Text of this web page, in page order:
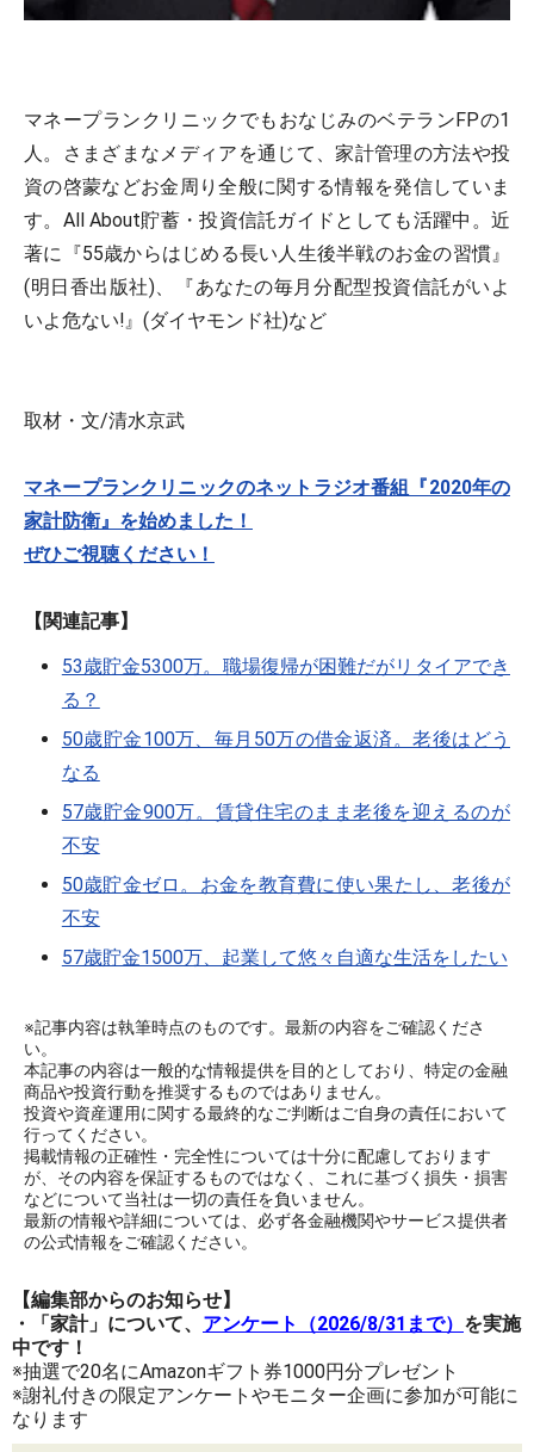
マネープランクリニックでもおなじみのベテランFPの1
人。さまざまなメディアを通じて、家計管理の方法や投
資の啓蒙などお金周り全般に関する情報を発信していま
す。All About貯蓄・投資信託ガイドとしても活躍中。近
著に『55歳からはじめる長い人生後半戦のお金の習慣』
(明日香出版社)、『あなたの毎月分配型投資信託がいよ
いよ危ない!』(ダイヤモンド社)など
取材・文/清水京武
マネープランクリニックのネットラジオ番組『2020年の
家計防衛』を始めました！
ぜひご視聴ください！
【関連記事】
53歳貯金5300万。職場復帰が困難だがリタイアでき
る？
50歳貯金100万、毎月50万の借金返済。老後はどう
なる
57歳貯金900万。賃貸住宅のまま老後を迎えるのが
不安
50歳貯金ゼロ。お金を教育費に使い果たし、老後が
不安
57歳貯金1500万、起業して悠々自適な生活をしたい
※記事内容は執筆時点のものです。最新の内容をご確認くださ
い。
本記事の内容は一般的な情報提供を目的としており、特定の金融
商品や投資行動を推奨するものではありません。
投資や資産運用に関する最終的なご判断はご自身の責任において
行ってください。
掲載情報の正確性・完全性については十分に配慮しております
が、その内容を保証するものではなく、これに基づく損失・損害
などについて当社は一切の責任を負いません。
最新の情報や詳細については、必ず各金融機関やサービス提供者
の公式情報をご確認ください。
【編集部からのお知らせ】
・「家計」について、 アンケート（2026/8/31まで） を実施
中です！
※抽選で20名にAmazonギフト券1000円分プレゼント
※謝礼付きの限定アンケートやモニター企画に参加が可能に
なります